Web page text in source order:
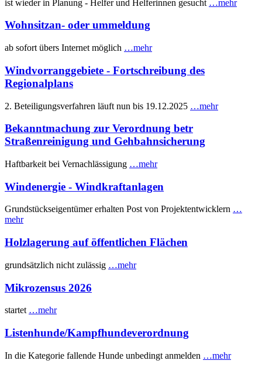
ist wieder in Planung - Helfer und Helferinnen gesucht …mehr
Wohnsitzan- oder ummeldung
ab sofort übers Internet möglich …mehr
Windvorranggebiete - Fortschreibung des
Regionalplans
2. Beteiligungsverfahren läuft nun bis 19.12.2025 …mehr
Bekanntmachung zur Verordnung betr
Straßenreinigung und Gehbahnsicherung
Haftbarkeit bei Vernachlässigung …mehr
Windenergie - Windkraftanlagen
Grundstückseigentümer erhalten Post von Projektentwicklern …
mehr
Holzlagerung auf öffentlichen Flächen
grundsätzlich nicht zulässig …mehr
Mikrozensus 2026
startet …mehr
Listenhunde/Kampfhundeverordnung
In die Kategorie fallende Hunde unbedingt anmelden …mehr